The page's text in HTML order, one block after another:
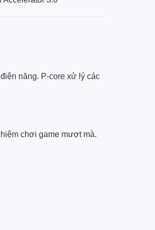
năng. P-core xử lý các
chơi game mượt mà.